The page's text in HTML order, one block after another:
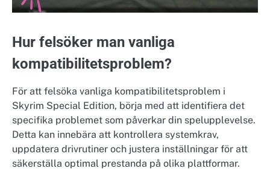
Hur felsöker man vanliga
kompatibilitetsproblem?
För att felsöka vanliga kompatibilitetsproblem i
Skyrim Special Edition, börja med att identifiera det
specifika problemet som påverkar din spelupplevelse.
Detta kan innebära att kontrollera systemkrav,
uppdatera drivrutiner och justera inställningar för att
säkerställa optimal prestanda på olika plattformar.